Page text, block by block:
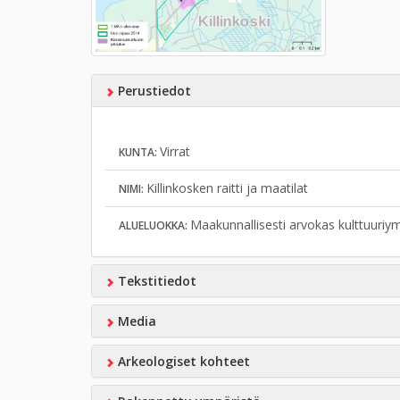
Perustiedot
KUNTA: Virrat
NIMI: Killinkosken raitti ja maatilat
ALUELUOKKA: Maakunnallisesti arvokas
Tekstitiedot
Media
Arkeologiset kohteet